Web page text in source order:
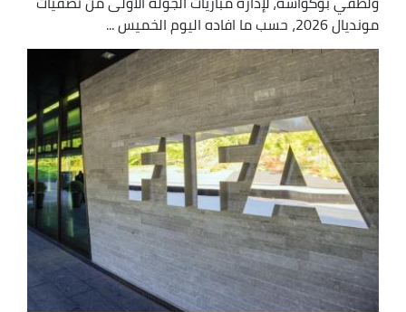
مونديال 2026، حسب ما افاده اليوم الخميس ...